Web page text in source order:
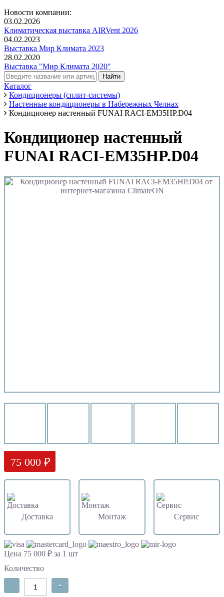
Новости компании:
03.02.2026
Климатическая выставка AIRVent 2026
04.02.2023
Выставка Мир Климата 2023
28.02.2020
Выставка "Мир Климата 2020"
Каталог
Кондиционеры (сплит-системы)
Настенные кондиционеры в Набережных Челнах
Кондиционер настенный FUNAI RACI-EM35HP.D04
Кондиционер настенный
FUNAI RACI-EM35HP.D04
75 000 ₽
Доставка Монтаж Сервис
Цена 75 000 ₽ за 1 шт
Количество
- +